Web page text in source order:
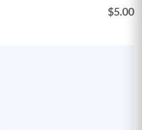
$5.00